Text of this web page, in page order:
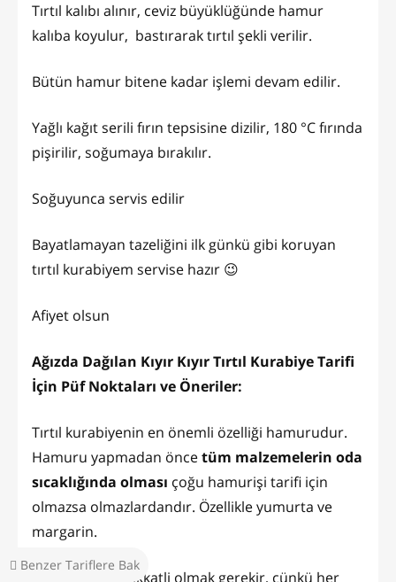
Benzer Tariflere Bak
Tırtıl kalıbı alınır, ceviz büyüklüğünde hamur
kalıba koyulur, bastırarak tırtıl şekli verilir.
Bütün hamur bitene kadar işlemi devam edilir.
Yağlı kağıt serili fırın tepsisine dizilir, 180 °C fırında
pişirilir, soğumaya bırakılır.
Soğuyunca servis edilir
Bayatlamayan tazeliğini ilk günkü gibi koruyan
tırtıl kurabiyem servise hazır 😉
Afiyet olsun
Ağızda Dağılan Kıyır Kıyır Tırtıl Kurabiye Tarifi
İçin Püf Noktaları ve Öneriler:
Tırtıl kurabiyenin en önemli özelliği hamurudur.
Hamuru yapmadan öncetüm malzemelerin oda
sıcaklığında olması çoğu hamurişi tarifi için
olmazsa olmazlardandır. Özellikle yumurta ve
margarin.
Unu eklerken dikkatli olmak gerekir, çünkü her